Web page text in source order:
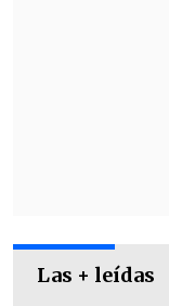
Las + leídas